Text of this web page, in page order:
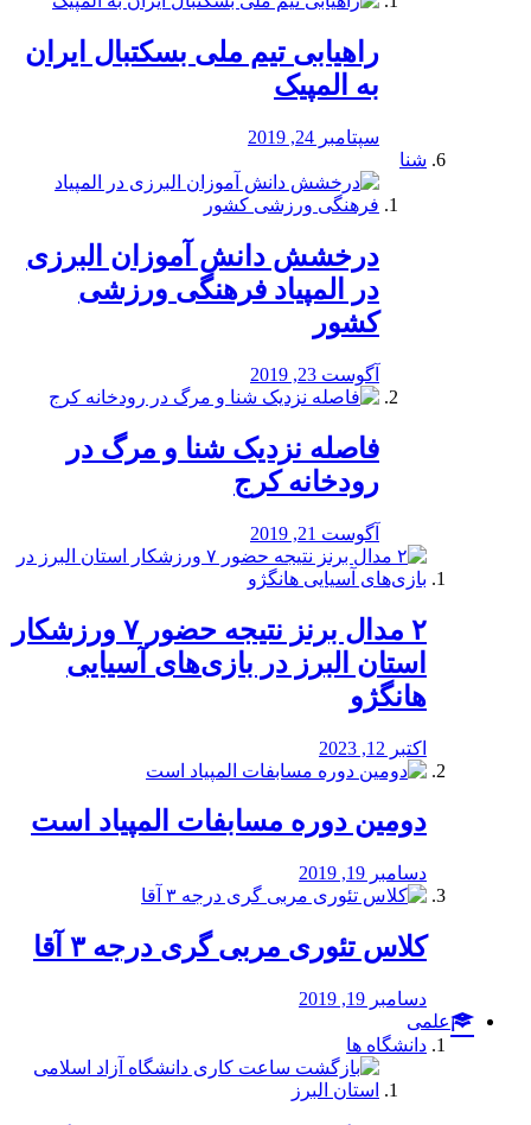
راهیابی تیم ملی بسکتبال ایران
به المپیک
سپتامبر 24, 2019
شنا
درخشش دانش آموزان البرزی
در المپیاد فرهنگی ورزشی
کشور
آگوست 23, 2019
️فاصله نزدیک شنا و مرگ در
رودخانه کرج
آگوست 21, 2019
۲ مدال برنز نتیجه حضور ۷ ورزشکار
استان البرز در بازی‌های آسیایی
هانگژو
اکتبر 12, 2023
دومین دوره مسابفات المپیاد است
دسامبر 19, 2019
کلاس تئوری مربی گری درجه ۳ آقا
دسامبر 19, 2019
علمی
دانشگاه ها